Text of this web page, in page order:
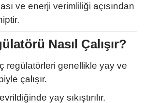
ve enerji verimliliği açısından
Nasıl Çalışır?
regülatörleri genellikle yay ve
çalışır.
yay sıkıştırılır.